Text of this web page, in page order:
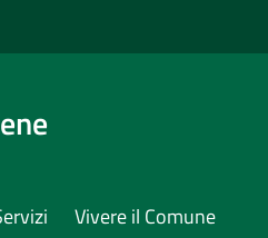
Vivere il Comune